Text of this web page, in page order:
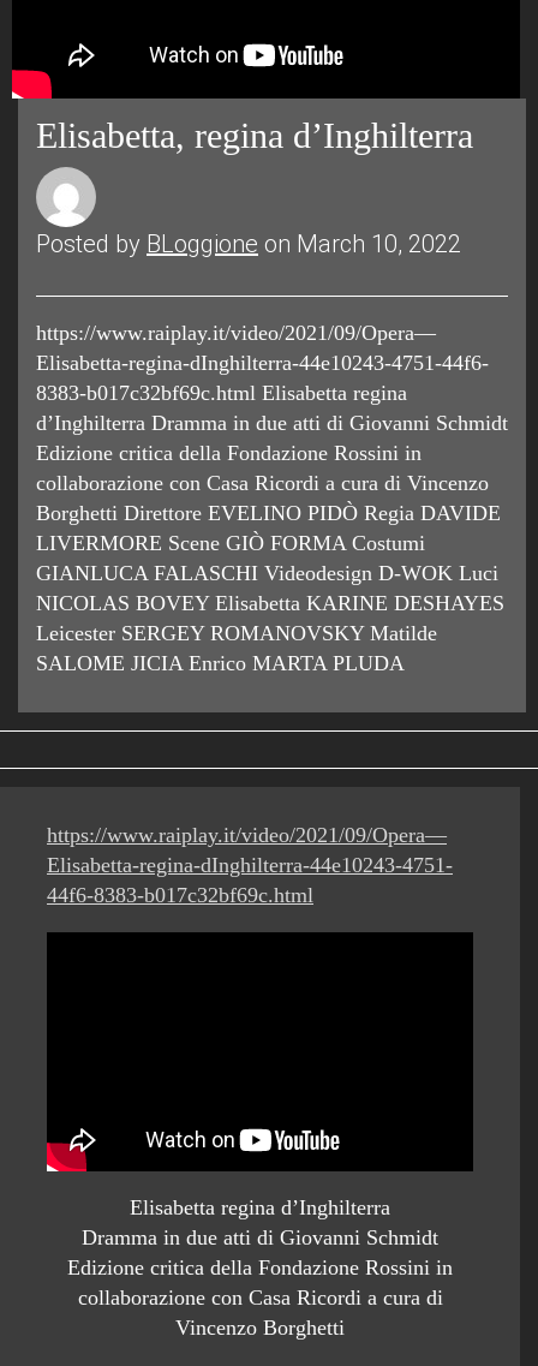
Elisabetta, regina d’Inghilterra
Posted by BLoggione on March 10, 2022
https://www.raiplay.it/video/2021/09/Opera—
Elisabetta-regina-dInghilterra-44e10243-4751-44f6-
8383-b017c32bf69c.html Elisabetta regina
d’Inghilterra Dramma in due atti di Giovanni Schmidt
Edizione critica della Fondazione Rossini in
collaborazione con Casa Ricordi a cura di Vincenzo
Borghetti Direttore EVELINO PIDÒ Regia DAVIDE
LIVERMORE Scene GIÒ FORMA Costumi
GIANLUCA FALASCHI Videodesign D-WOK Luci
NICOLAS BOVEY Elisabetta KARINE DESHAYES
Leicester SERGEY ROMANOVSKY Matilde
SALOME JICIA Enrico MARTA PLUDA
https://www.raiplay.it/video/2021/09/Opera—
Elisabetta-regina-dInghilterra-44e10243-4751-
44f6-8383-b017c32bf69c.html
Elisabetta regina d’Inghilterra
Dramma in due atti di Giovanni Schmidt
Edizione critica della Fondazione Rossini in
collaborazione con Casa Ricordi a cura di
Vincenzo Borghetti